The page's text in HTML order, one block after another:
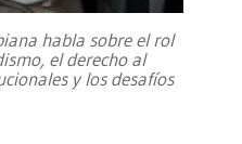
habla sobre el rol
el derecho al
y los desafíos